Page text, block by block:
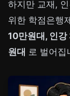
하지만 교재,
위한 학점은행
10만원대, 인
원대 로 벌어집